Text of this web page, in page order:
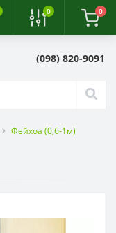
0 0
(098) 820-9091
Фейхоа (0,6-1м)